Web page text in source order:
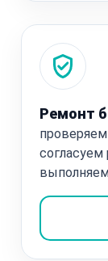
Ремонт
согласуем